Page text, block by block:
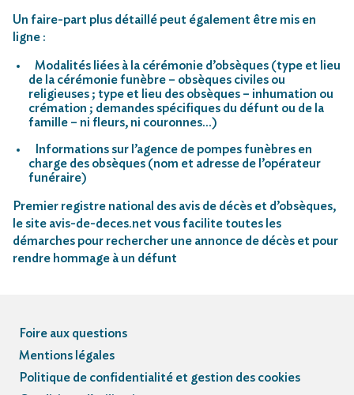
Un faire-part plus détaillé peut également être mis en
ligne :
Modalités liées à la cérémonie d’obsèques (type et lieu
de la cérémonie funèbre – obsèques civiles ou
religieuses ; type et lieu des obsèques – inhumation ou
crémation ; demandes spécifiques du défunt ou de la
famille – ni fleurs, ni couronnes…)
Informations sur l’agence de pompes funèbres en
charge des obsèques (nom et adresse de l’opérateur
funéraire)
Premier registre national des avis de décès et d’obsèques,
le site avis-de-deces.net vous facilite toutes les
démarches pour rechercher une annonce de décès et pour
rendre hommage à un défunt
Foire aux questions
Mentions légales
Politique de confidentialité et gestion des cookies